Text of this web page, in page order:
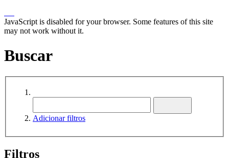
JavaScript is disabled for your browser. Some features of this site
may not work without it.
Buscar
Adicionar filtros
Filtros